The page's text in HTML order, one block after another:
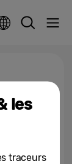
sa
les
traceurs